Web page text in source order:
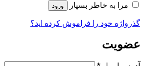
مرا به خاطر بسپار ورود
گذرواژه خود را فراموش کرده اید؟
عضویت